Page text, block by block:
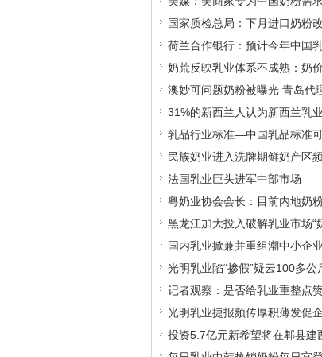
国家质检总局：下月进口奶粉
荷兰合作银行：预计今年中国
奶荒反映乳业体系不成熟：奶
澳妙可问题奶粉被曝光 青岛代
31%的新西兰人认为新西兰乳
乳品行业标准—中国乳品标准
民族奶业进入洗牌期鲜奶产区
法国乳业巨头进军中部市场
粤奶业协会会长：目前内地奶
黑龙江加大投入破解乳业市场“
国内乳业掀兼并重组潮中小企
光明乳业陷“掺假”疑云100多公
记者观察：是否给乳业重整点
光明乳业捷报频传厚积薄发促
投资5.7亿元新希望将在郫县建